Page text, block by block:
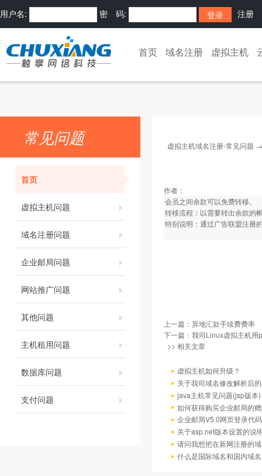
用户名: 密 码: 注册
首页 域名注册 虚拟主机
常见问题
首页
虚拟主机问题
域名注册问题
企业邮局问题
网站推广问题
其他问题
主机租用问题
数据库问题
支付问题
虚拟主机域名注册-常见问题
作者：
会员之间余款可以免费转移。
转移流程：以需要转出余款的
特别说明：通过广告联盟注册
上一篇： 异地汇款手续费费率
下一篇： 我司Linux虚拟主机用
>> 相关文章
虚拟主机如何升级？
关于我司域名修改解析后
java主机常见问题(jsp版本)
如何获得购买企业邮局的
企业邮局V5.0网页登录代码
关于asp.net版本设置的说
请问我想把在新网注册的
什么是国际域名和国内域